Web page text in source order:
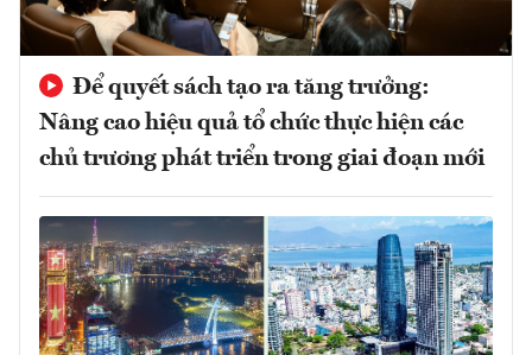
Để quyết sách tạo ra tăng trưởng:
Nâng cao hiệu quả tổ chức thực hiện các
chủ trương phát triển trong giai đoạn mới